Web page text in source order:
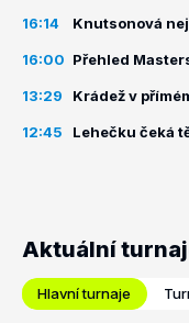
16:14 Knutsonová
16:00 Přehled
13:29 Krádež v
12:45 Lehečku čeká
Aktuální
Hlavní turnaje